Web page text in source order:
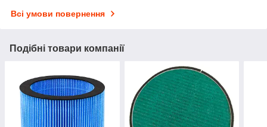
Всі умови повернення
Подібні товари компанії